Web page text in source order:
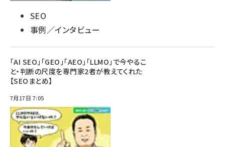
SEO
事例／インタビュー
「AI SEO」「GEO」「AEO」「LLMO」で今やるこ
と・判断の尺度を専門家2者が教えてくれた
【SEOまとめ】
7月17日 7:05